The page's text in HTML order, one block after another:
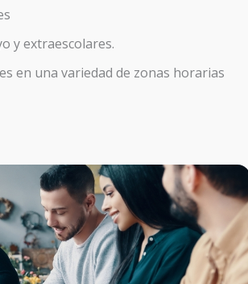
y extraescolares.
en una variedad de zonas horarias